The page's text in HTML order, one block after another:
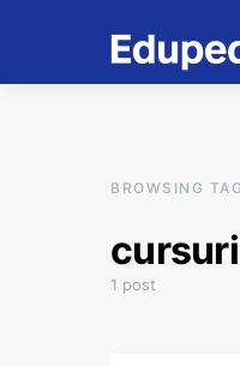
BROWSING TAG
1 post